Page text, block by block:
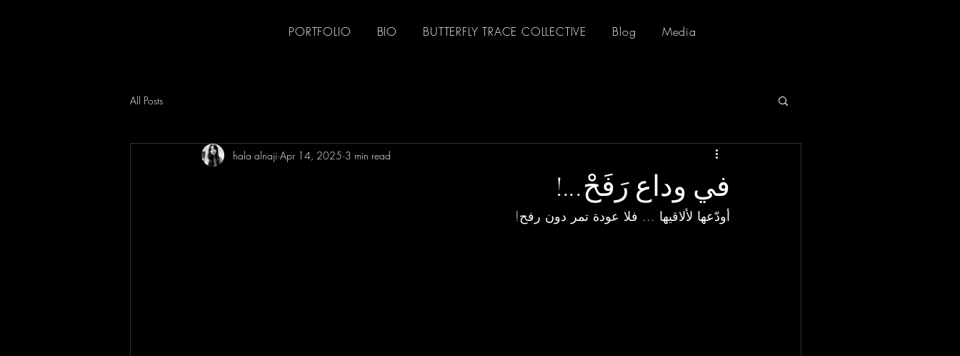
PORTFOLIO BIO BUTTERFLY TRACE COLLECTIVE Blog Media
All Posts
في وداع رَفَحْ...!
hala alnaji Apr 14, 2025 3 min read
أودّعها لألاقيها ... فلا عودة تمر دون رفح!